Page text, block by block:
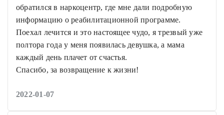
обратился в наркоцентр, где мне дали подробную
информацию о реабилитационной программе.
Поехал лечится и это настоящее чудо, я трезвый уже
полтора года у меня появилась девушка, а мама
каждый день плачет от счастья.
Спасибо, за возвращение к жизни!
2022-01-07